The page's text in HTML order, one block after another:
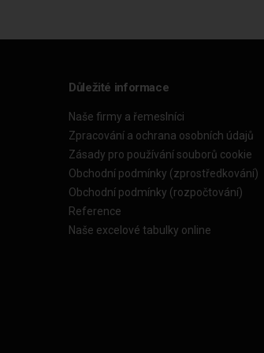
Důležité informace
Naše firmy a řemeslníci
Zpracování a ochrana osobních údajů
Zásady pro používání souborů cookie
Obchodní podmínky (zprostředkování)
Obchodní podmínky (rozpočtování)
Reference
Naše excelové tabulky online